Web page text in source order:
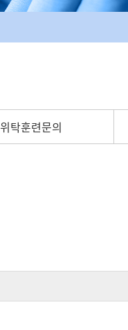
위탁훈련문의